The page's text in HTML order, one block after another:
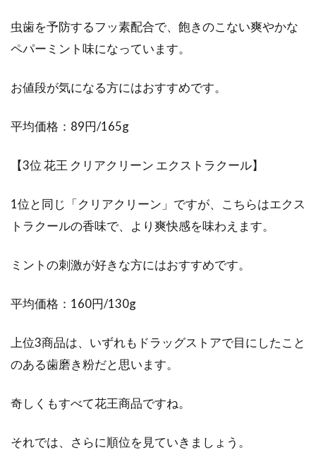
舌の磨きすぎは気になる口臭が悪化
する？適切な舌磨きの仕方
体臭が気になる男性は多いですが、口臭もまた
歯磨きも大事...
使った簡単な方法をご紹介
とですが、歯茎も気にしてみませんか。健康な
歯磨き粉でホワイトニング効果？ラ
イオンの商品が人気の理由
歯を白くする「ホワイトニング」に興味はあり
好感が持てる...
虫歯を予防するフッ素配合で、飽きのこない爽やかな
ペパーミント味になっています。
お値段が気になる方にはおすすめです。
平均価格：89円/165g
【3位 花王 クリアクリーン エクストラクール】
1位と同じ「クリアクリーン」ですが、こちらはエクス
トラクールの香味で、より爽快感を味わえます。
ミントの刺激が好きな方にはおすすめです。
平均価格：160円/130g
上位3商品は、いずれもドラッグストアで目にしたこと
のある歯磨き粉だと思います。
奇しくもすべて花王商品ですね。
それでは、さらに順位を見ていきましょう。